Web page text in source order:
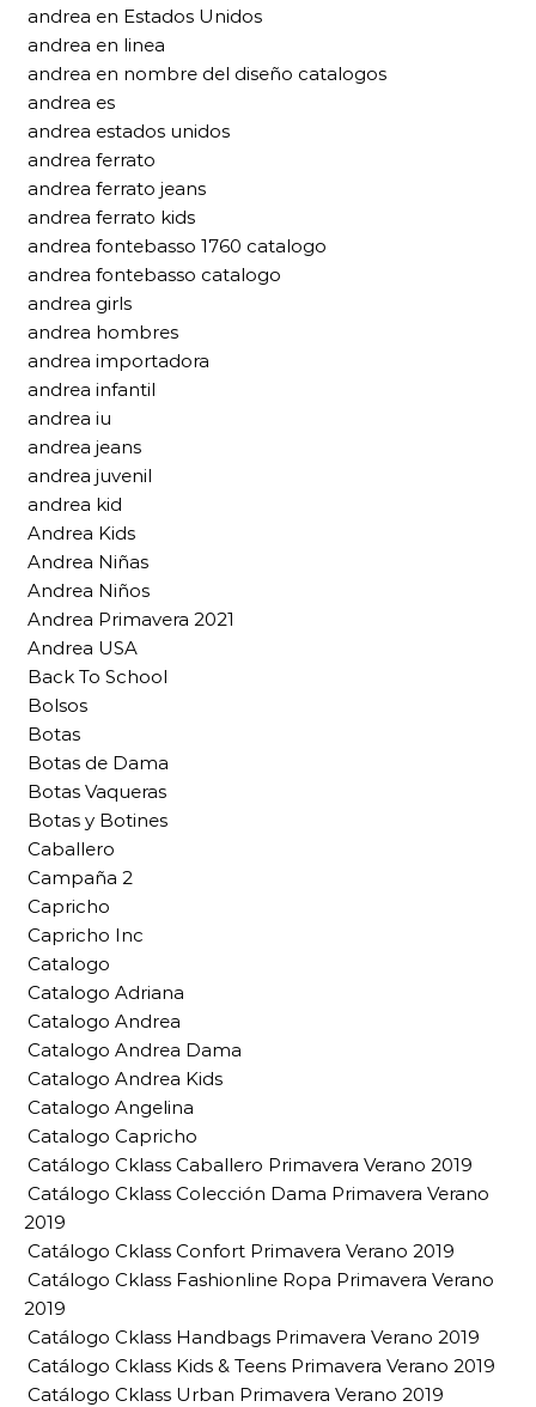
andrea en Estados Unidos
andrea en linea
andrea en nombre del diseño catalogos
andrea es
andrea estados unidos
andrea ferrato
andrea ferrato jeans
andrea ferrato kids
andrea fontebasso 1760 catalogo
andrea fontebasso catalogo
andrea girls
andrea hombres
andrea importadora
andrea infantil
andrea iu
andrea jeans
andrea juvenil
andrea kid
Andrea Kids
Andrea Niñas
Andrea Niños
Andrea Primavera 2021
Andrea USA
Back To School
Bolsos
Botas
Botas de Dama
Botas Vaqueras
Botas y Botines
Caballero
Campaña 2
Capricho
Capricho Inc
Catalogo
Catalogo Adriana
Catalogo Andrea
Catalogo Andrea Dama
Catalogo Andrea Kids
Catalogo Angelina
Catalogo Capricho
Catálogo Cklass Caballero Primavera Verano 2019
Catálogo Cklass Colección Dama Primavera Verano
2019
Catálogo Cklass Confort Primavera Verano 2019
Catálogo Cklass Fashionline Ropa Primavera Verano
2019
Catálogo Cklass Handbags Primavera Verano 2019
Catálogo Cklass Kids & Teens Primavera Verano 2019
Catálogo Cklass Urban Primavera Verano 2019